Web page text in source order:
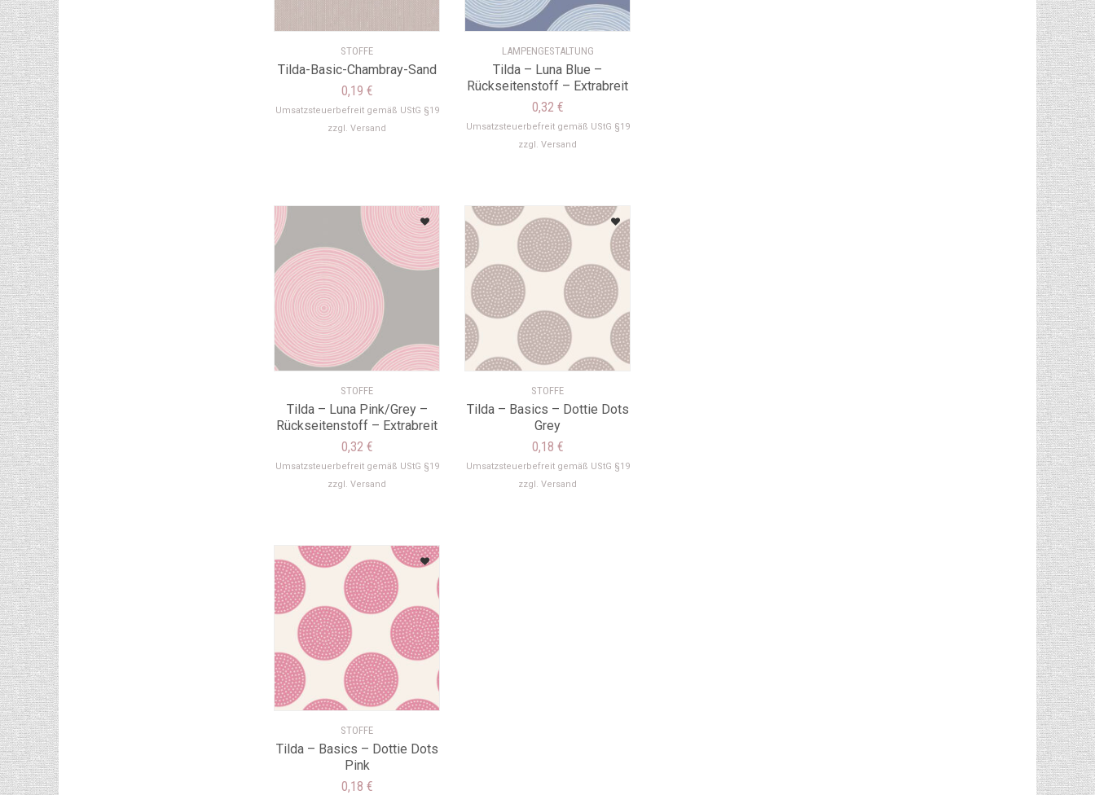
STOFFE
Tilda-Basic-Chambray-Sand
0,19 €
Umsatzsteuerbefreit gemäß UStG §19
zzgl. Versand
LAMPENGESTALTUNG
Tilda – Luna Blue –
Rückseitenstoff – Extrabreit
0,32 €
Umsatzsteuerbefreit gemäß UStG §19
zzgl. Versand
STOFFE
Tilda – Luna Pink/Grey –
Rückseitenstoff – Extrabreit
0,32 €
Umsatzsteuerbefreit gemäß UStG §19
zzgl. Versand
STOFFE
Tilda – Basics – Dottie Dots
Grey
0,18 €
Umsatzsteuerbefreit gemäß UStG §19
zzgl. Versand
STOFFE
Tilda – Basics – Dottie Dots
Pink
0,18 €